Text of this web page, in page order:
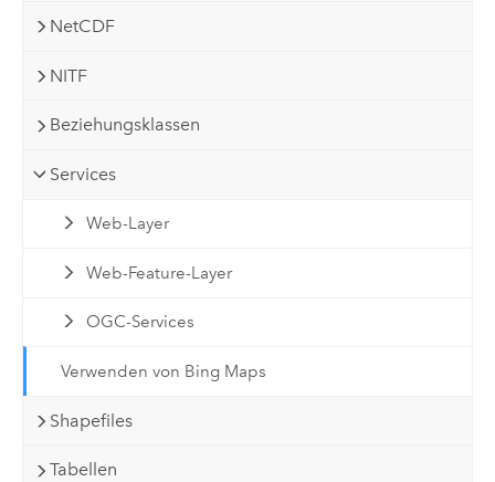
NetCDF
NITF
Beziehungsklassen
Services
Web-Layer
Web-Feature-Layer
OGC-Services
Verwenden von Bing Maps
Shapefiles
Tabellen